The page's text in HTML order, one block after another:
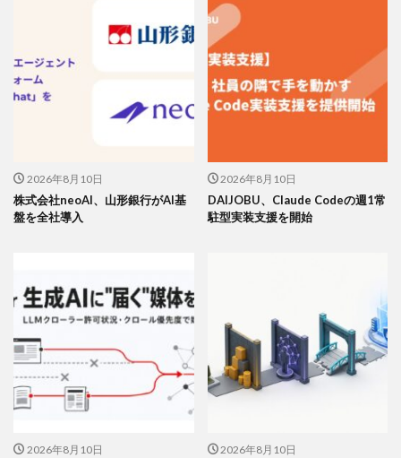
2026年8月10日
株式会社neoAI、山形銀行がAI基
盤を全社導入
2026年8月10日
DAIJOBU、Claude Codeの週1常
駐型実装支援を開始
2026年8月10日 2026年8月10日